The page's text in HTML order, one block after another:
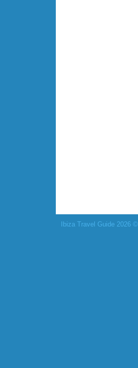
Ibiza Travel Guide 2026 ©